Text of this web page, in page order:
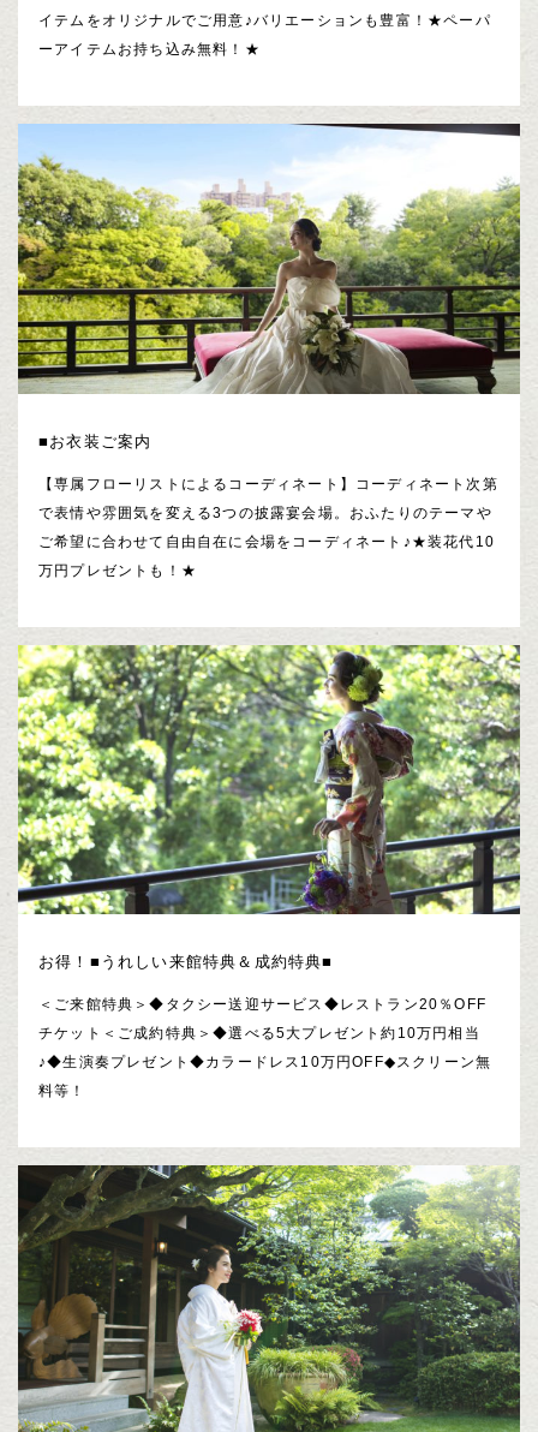
イテムをオリジナルでご用意♪バリエーションも豊富！★ペーパ
ーアイテムお持ち込み無料！★
■お衣装ご案内
【専属フローリストによるコーディネート】コーディネート次第
で表情や雰囲気を変える3つの披露宴会場。おふたりのテーマや
ご希望に合わせて自由自在に会場をコーディネート♪★装花代10
万円プレゼントも！★
お得！■うれしい来館特典＆成約特典■
＜ご来館特典＞◆タクシー送迎サービス◆レストラン20％OFF
チケット＜ご成約特典＞◆選べる5大プレゼント約10万円相当
♪◆生演奏プレゼント◆カラードレス10万円OFF◆スクリーン無
料等！